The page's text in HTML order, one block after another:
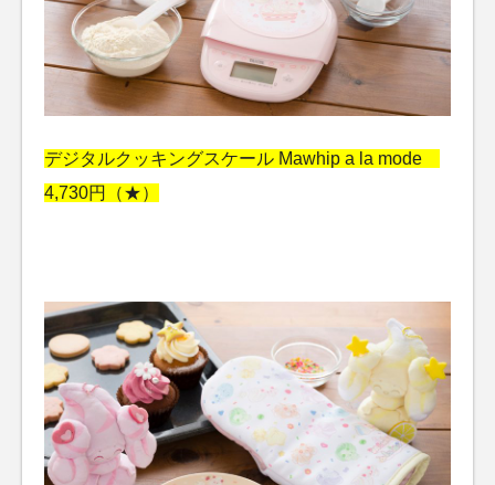
デジタルクッキングスケール Mawhip a la mode
4,730円（★）